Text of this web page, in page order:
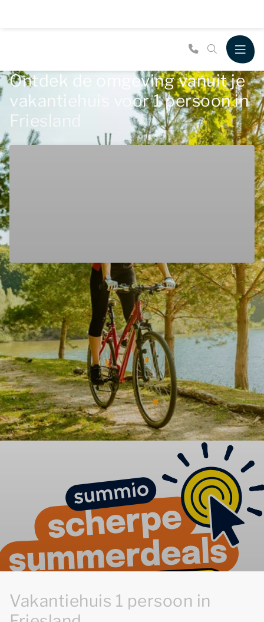
Ontdek de omgeving vanuit je
vakantiehuis voor 1 persoon in
Friesland
Vakantiehuis 1 persoon in